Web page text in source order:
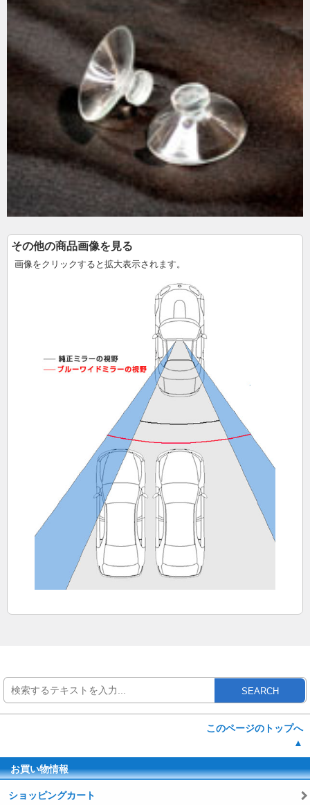
その他の商品画像を見る
画像をクリックすると拡大表示されます。
SEARCH
このページのトップへ
▲
お買い物情報
ショッピングカート